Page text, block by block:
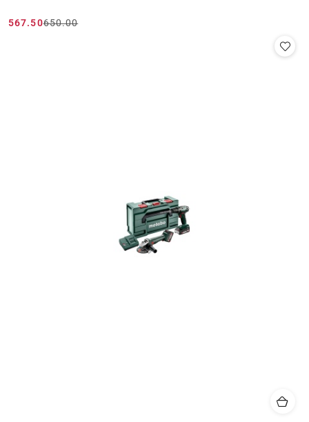
Cena
567.50
Cena
650.00